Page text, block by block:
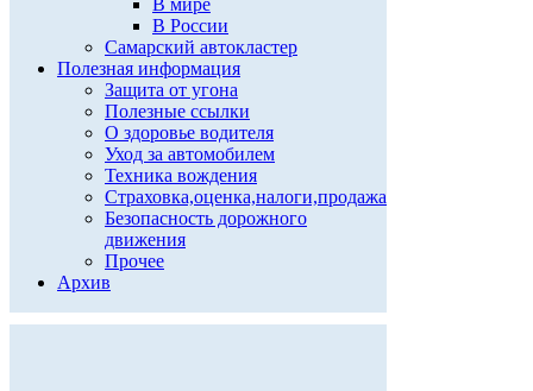
В мире
В России
Самарский автокластер
Полезная информация
Защита от угона
Полезные ссылки
О здоровье водителя
Уход за автомобилем
Техника вождения
Страховка,оценка,налоги,продажа
Безопасность дорожного
движения
Прочее
Архив